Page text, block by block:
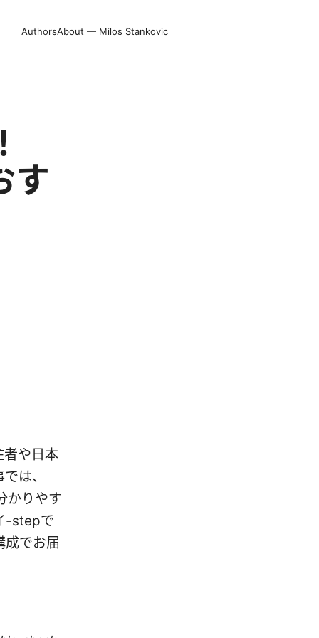
AuthorsAbout — Milos Stankovic
す
者や日本
は、
かりやす
-stepで
成でお届